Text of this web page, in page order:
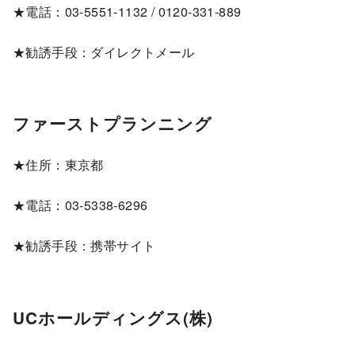
★電話：03-5551-1132 / 0120-331-889
★勧誘手段：ダイレクトメール
ファーストプランニング
★住所：東京都
★電話：03-5338-6296
★勧誘手段：携帯サイト
UCホールディングス(株)